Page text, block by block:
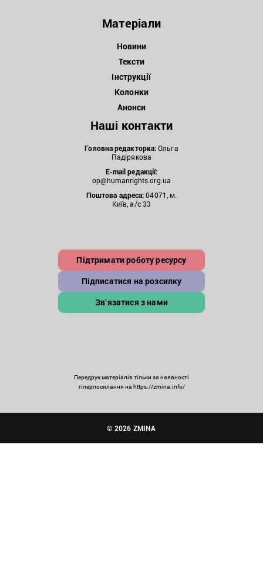
Матеріали
Новини
Тексти
Інструкції
Колонки
Анонси
Наші контакти
Головна редакторка:Ольга
Падірякова
E-mail редакції:
op@humanrights.org.ua
Поштова адреса:04071, м.
Київ, а/с 33
Підтримати роботу ресурсу
Підписатися на розсилку
Зв’язатися з нами
Передрук матеріалів тільки за наявності
гіперпосилання на https://zmina.info/
© 2026 ZMINA